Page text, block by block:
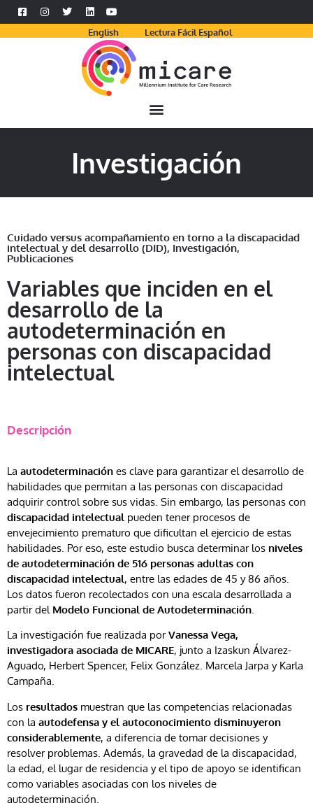
English Lectura Fácil Español
Investigación
Cuidado versus acompañamiento en torno a la discapacidad
intelectual y del desarrollo (DID), Investigación,
Publicaciones
Variables que inciden en el
desarrollo de la
autodeterminación en
personas con discapacidad
intelectual
Descripción
La autodeterminación es clave para garantizar el desarrollo de
habilidades que permitan a las personas con discapacidad
adquirir control sobre sus vidas. Sin embargo, las personas con
discapacidad intelectual pueden tener procesos de
envejecimiento prematuro que dificultan el ejercicio de estas
habilidades. Por eso, este estudio busca determinar los niveles
de autodeterminación de 516 personas adultas con
discapacidad intelectual, entre las edades de 45 y 86 años.
Los datos fueron recolectados con una escala desarrollada a
partir del Modelo Funcional de Autodeterminación
La investigación fue realizada porVanessa Vega,
investigadora asociada de MICARE, junto a Izaskun Álvarez-
Aguado, Herbert Spencer, Felix González. Marcela Jarpa y Karla
Campaña.
Los resultados muestran que las competencias relacionadas
con la autodefensa y el autoconocimiento disminuyeron
considerablemente, a diferencia de tomar decisiones y
resolver problemas. Además, la gravedad de la discapacidad,
la edad, el lugar de residencia y el tipo de apoyo se identifican
como variables asociadas con los niveles de
autodeterminación.